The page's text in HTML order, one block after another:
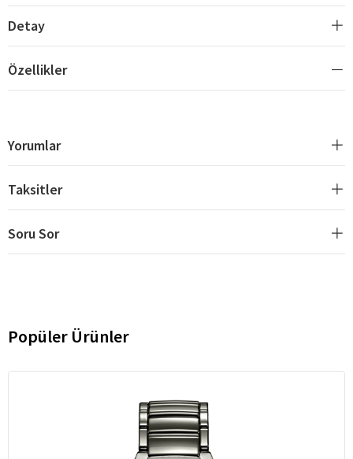
Detay
Özellikler
Yorumlar
Taksitler
Soru Sor
Popüler Ürünler